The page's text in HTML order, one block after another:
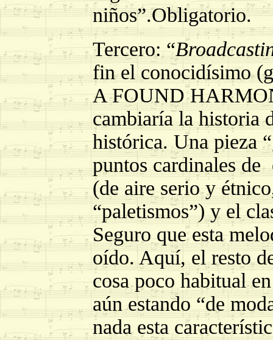
niños”.Obligatorio.
Tercero: “
fin el conocidísimo
A FOUND
cambiaría la historia
histórica. Una pieza
puntos cardinales de
(de aire serio y
“paletismos”) y el
Seguro que esta
oído. Aquí, el resto
cosa poco habitual
aún estando “de
nada esta